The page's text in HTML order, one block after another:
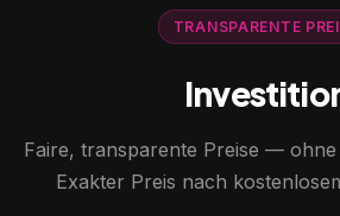
TRANSPARENTE
Faire, transparente Preise —
Exakter Preis nach